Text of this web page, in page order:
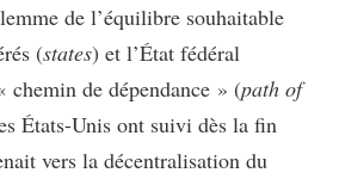
de l’équilibre souhaitable
(states) et l’État fédéral
chemin de dépendance » (path of
États-Unis ont suivi dès la fin
vers la décentralisation du